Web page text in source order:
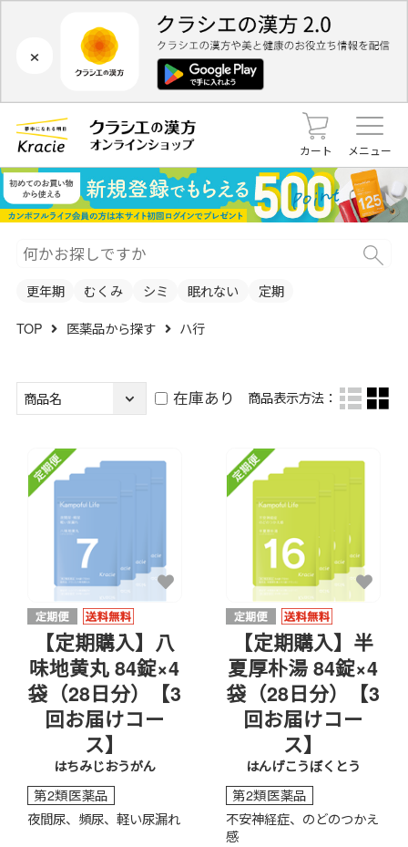
×
カート メニュー
更年期 むくみ シミ 眠れない 定期
TOP 医薬品から探す ハ行
在庫あり 商品表示方法：
【定期購入】八
味地黄丸 84錠×4
袋（28日分）【3
回お届けコー
ス】
はちみじおうがん
第2類医薬品
夜間尿、頻尿、軽い尿漏れ
【定期購入】半
夏厚朴湯 84錠×4
袋（28日分）【3
回お届けコー
ス】
はんげこうぼくとう
第2類医薬品
不安神経症、のどのつかえ
感